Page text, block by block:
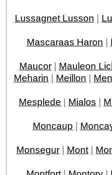
Lussagnet Lusson |
Mascaraas Haron |
Maucor| Mauleon
Meharin | Meillon |
Mesplede | Mialos |
Moncaup |
Monsegur | Mont |